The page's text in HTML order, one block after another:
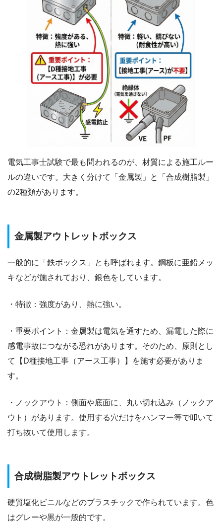
電気工事士試験で最も問われるのが、材質による施工ルー
ルの違いです。大きく分けて「金属製」と「合成樹脂製」
の2種類があります。
金属製アウトレットボックス
一般的に「鉄ボックス」とも呼ばれます。鋼板に亜鉛メッ
キなどが施されており、銀色をしています。
・特徴：強度があり、熱に強い。
・重要ポイント：金属製は電気を通すため、漏電した際に
感電事故につながる恐れがあります。そのため、原則とし
て【D種接地工事（アース工事）】を施す必要がありま
す。
・ノックアウト：側面や底面に、丸い切れ込み（ノックア
ウト）があります。使用する穴だけをハンマー等で叩いて
打ち抜いて使用します。
合成樹脂製アウトレットボックス
硬質塩化ビニルなどのプラスチックで作られています。色
はグレーや黒が一般的です。